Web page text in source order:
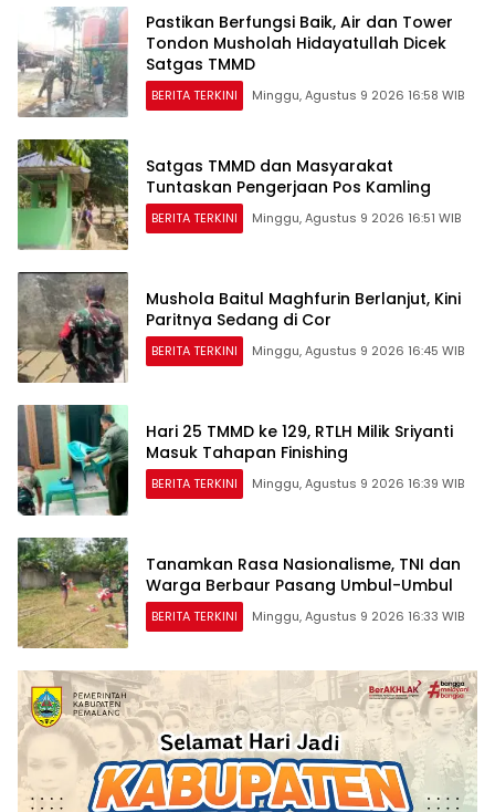
Pastikan Berfungsi Baik, Air dan Tower
Tondon Musholah Hidayatullah Dicek
Satgas TMMD
BERITA TERKINI Minggu, Agustus 9 2026 16:58 WIB
Satgas TMMD dan Masyarakat
Tuntaskan Pengerjaan Pos Kamling
BERITA TERKINI Minggu, Agustus 9 2026 16:51 WIB
Mushola Baitul Maghfurin Berlanjut, Kini
Paritnya Sedang di Cor
BERITA TERKINI Minggu, Agustus 9 2026 16:45 WIB
Hari 25 TMMD ke 129, RTLH Milik Sriyanti
Masuk Tahapan Finishing
BERITA TERKINI Minggu, Agustus 9 2026 16:39 WIB
Tanamkan Rasa Nasionalisme, TNI dan
Warga Berbaur Pasang Umbul-Umbul
BERITA TERKINI Minggu, Agustus 9 2026 16:33 WIB